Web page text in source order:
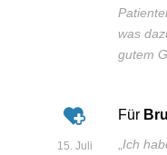
was
gutem
15. Juli
Für
„Ich